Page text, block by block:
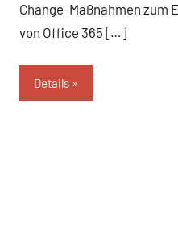
Change-Maßnahmen zum
von Office 365 […]
Details